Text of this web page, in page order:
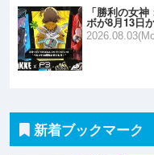
「勝利の女
ボが8月13日
新着ブックマーク